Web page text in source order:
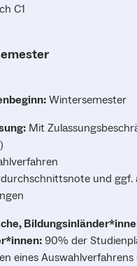
C1
Wintersemester
Mit
und ggf.
90% der
eines